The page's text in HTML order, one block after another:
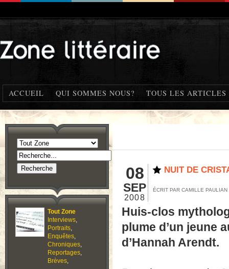
ACCUEIL QUI SOMMES NOUS? TOUS LES ARTICLES
Tout Zone
Interviews,
Portraits,
Enquêtes,
Chroniques,
Reportages,
Brèves,
08
SEP
2008
NUIT DE
ÉCRIT PAR CAMILLE PAULIAN
Huis-clos
plume d’un jeune
d’Hannah Arendt.